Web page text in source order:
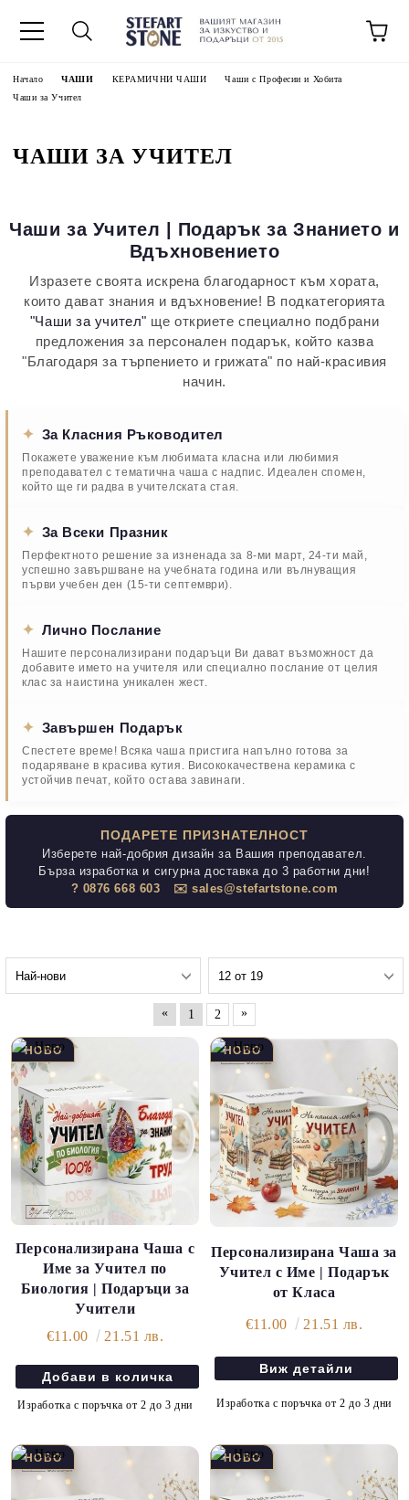
Начало ЧАШИ КЕРАМИЧНИ ЧАШИ
Чаши с Професии и Хобита
Чаши за Учител
ЧАШИ ЗА УЧИТЕЛ
Чаши за Учител | Подарък за Знанието и
Вдъхновението
Изразете своята искрена благодарност към хората,
които дават знания и вдъхновение! В подкатегорията
"Чаши за учител" ще откриете специално подбрани
предложения за персонален подарък, който казва
"Благодаря за търпението и грижата" по най-красивия
начин.
✦ За Класния Ръководител
Покажете уважение към любимата класна или любимия
преподавател с тематична чаша с надпис. Идеален спомен,
който ще ги радва в учителската стая.
✦ За Всеки Празник
Перфектното решение за изненада за 8-ми март, 24-ти май,
успешно завършване на учебната година или вълнуващия
първи учебен ден (15-ти септември).
✦ Лично Послание
Нашите персонализирани подаръци Ви дават възможност да
добавите името на учителя или специално послание от целия
клас за наистина уникален жест.
✦ Завършен Подарък
Спестете време! Всяка чаша пристига напълно готова за
подаряване в красива кутия. Висококачествена керамика с
устойчив печат, който остава завинаги.
ПОДАРЕТЕ ПРИЗНАТЕЛНОСТ
Изберете най-добрия дизайн за Вашия преподавател.
Бърза изработка и сигурна доставка до 3 работни дни!
? 0876 668 603
✉️ sales@stefartstone.com
« 1 2 »
Персонализирана Чаша с
Име за Учител по
Биология | Подаръци за
Учители
€11.00
21.51 лв.
Изработка с поръчка от 2 до 3 дни
Персонализирана Чаша за
Учител с Име | Подарък
от Класа
€11.00 21.51 лв.
Виж детайли
Изработка с поръчка от 2 до 3 дни